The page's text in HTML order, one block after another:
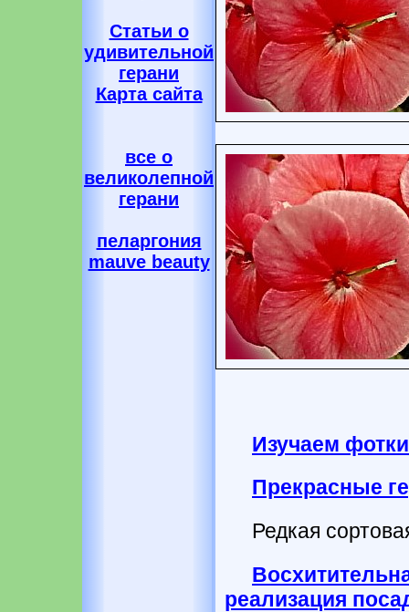
Статьи о
удивительной
герани
Карта сайта
все о
великолепной
герани
пеларгония
mauve beauty
Изучаем
Прекрасные
Редкая
реализация